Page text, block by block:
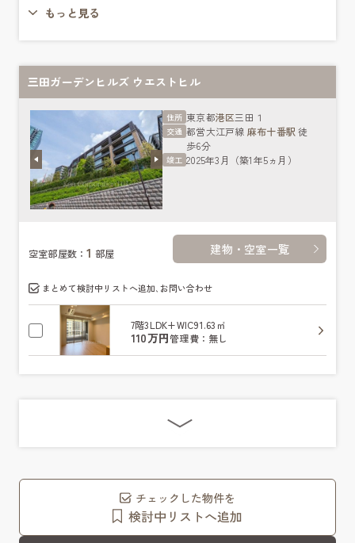
もっと見る
三田ガーデンヒルズ ウエストヒル
住所 東京都港区三田１
交通 都営大江戸線 麻布十番駅 徒
歩6分
竣工 2025年3月（築1年5ヵ月）
空室部屋数：1 部屋 建物・空室一覧
まとめて検討中リストへ追加､お問い合わせ
7階3LDK+WIC91.63㎡
110万円管理費：無し
チェックした物件を
検討中リストへ追加